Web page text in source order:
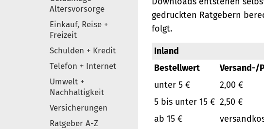
Altersvorsorge
Einkauf, Reise +
Freizeit
Schulden + Kredit
Telefon + Internet
Umwelt +
Nachhaltigkeit
Versicherungen
Ratgeber A-Z
gedruckten Ratgebern
folgt.
Inland
Bestellwert
Versand-/
unter 5 €
2,00 €
5 bis unter 15 € 2,50 €
ab 15 €